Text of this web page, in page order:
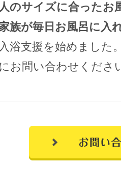
のサイズに合ったお
族が毎日お風呂に入
浴支援を始めました
お問い合わせくださ